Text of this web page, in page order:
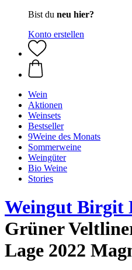
Bist du neu hier?
Konto erstellen
Wein
Aktionen
Weinsets
Bestseller
9Weine des Monats
Sommerweine
Weingüter
Bio Weine
Stories
Weingut Birgit
Grüner
Lage 2022